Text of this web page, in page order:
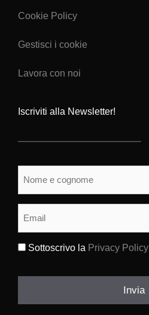
Cookie Policy
Gestisci i cookie
Lavora con noi
Iscriviti alla Newsletter!
Sottoscrivo la Privacy Policy
Invia